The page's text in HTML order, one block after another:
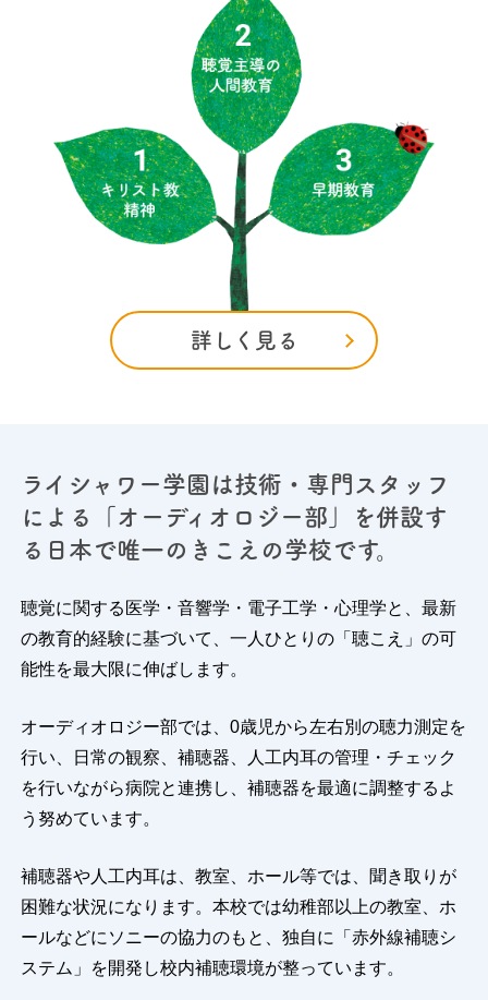
5
0歳から中学生まで
6
7
充実した教育環境
8
9
詳しく見る
ライシャワー学園は技術・専門スタッフ
による
「オーディオロジー部」を併設す
る日本で唯一のきこえの学校です。
聴覚に関する医学・音響学・電子工学・心理学と、最新
の教育的経験に基づいて、 一人ひとりの「聴こえ」の可
能性を最大限に伸ばします。
オーディオロジー部では、0歳児から左右別の聴力測定を
行い、日常の観察、補聴器、人工内耳の管理・チェック
を行いながら病院と連携し、補聴器を最適に調整するよ
う努めています。
補聴器や人工内耳は、教室、ホール等では、聞き取りが
困難な状況になります。本校では幼稚部以上の教室、ホ
ールなどにソニーの協力のもと、独自に「赤外線補聴シ
ステム」を開発し校内補聴環境が整っています。